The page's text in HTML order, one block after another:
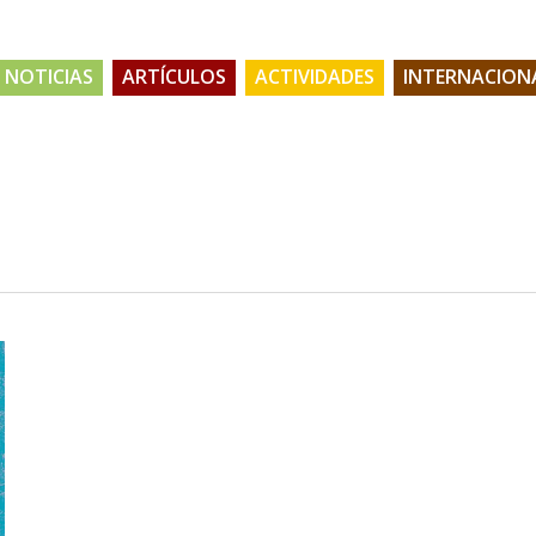
NOTICIAS ARTÍCULOS ACTIVIDADES